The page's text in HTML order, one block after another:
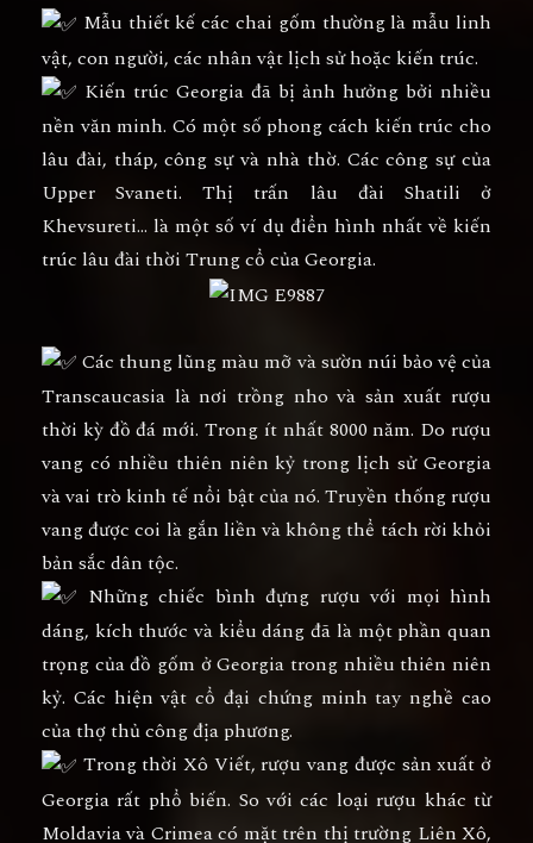
Mẫu thiết kế các chai gốm thường là mẫu linh
vật, con người, các nhân vật lịch sử hoặc kiến trúc.
Kiến trúc Georgia đã bị ảnh hưởng bởi nhiều
nền văn minh. Có một số phong cách kiến trúc cho
lâu đài, tháp, công sự và nhà thờ. Các công sự của
Upper Svaneti. Thị trấn lâu đài Shatili ở
Khevsureti… là một số ví dụ điển hình nhất về kiến
trúc lâu đài thời Trung cổ của Georgia.
Các thung lũng màu mỡ và sườn núi bảo vệ của
Transcaucasia là nơi trồng nho và sản xuất rượu
thời kỳ đồ đá mới. Trong ít nhất 8000 năm. Do rượu
vang có nhiều thiên niên kỷ trong lịch sử Georgia
và vai trò kinh tế nổi bật của nó. Truyền thống rượu
vang được coi là gắn liền và không thể tách rời khỏi
bản sắc dân tộc.
Những chiếc bình đựng rượu với mọi hình
dáng, kích thước và kiểu dáng đã là một phần quan
trọng của đồ gốm ở Georgia trong nhiều thiên niên
kỷ. Các hiện vật cổ đại chứng minh tay nghề cao
của thợ thủ công địa phương.
Trong thời Xô Viết, rượu vang được sản xuất ở
Georgia rất phổ biến. So với các loại rượu khác từ
Moldavia và Crimea có mặt trên thị trường Liên Xô,